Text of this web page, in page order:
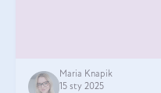
Maria Knapik
15 sty 2025